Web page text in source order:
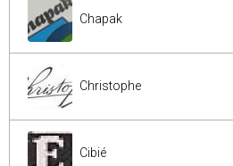
Chapak
Christophe
Cibié